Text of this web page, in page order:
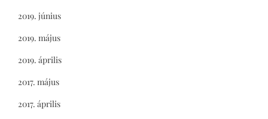
2019. június
2019. május
2019. április
2017. május
2017. április